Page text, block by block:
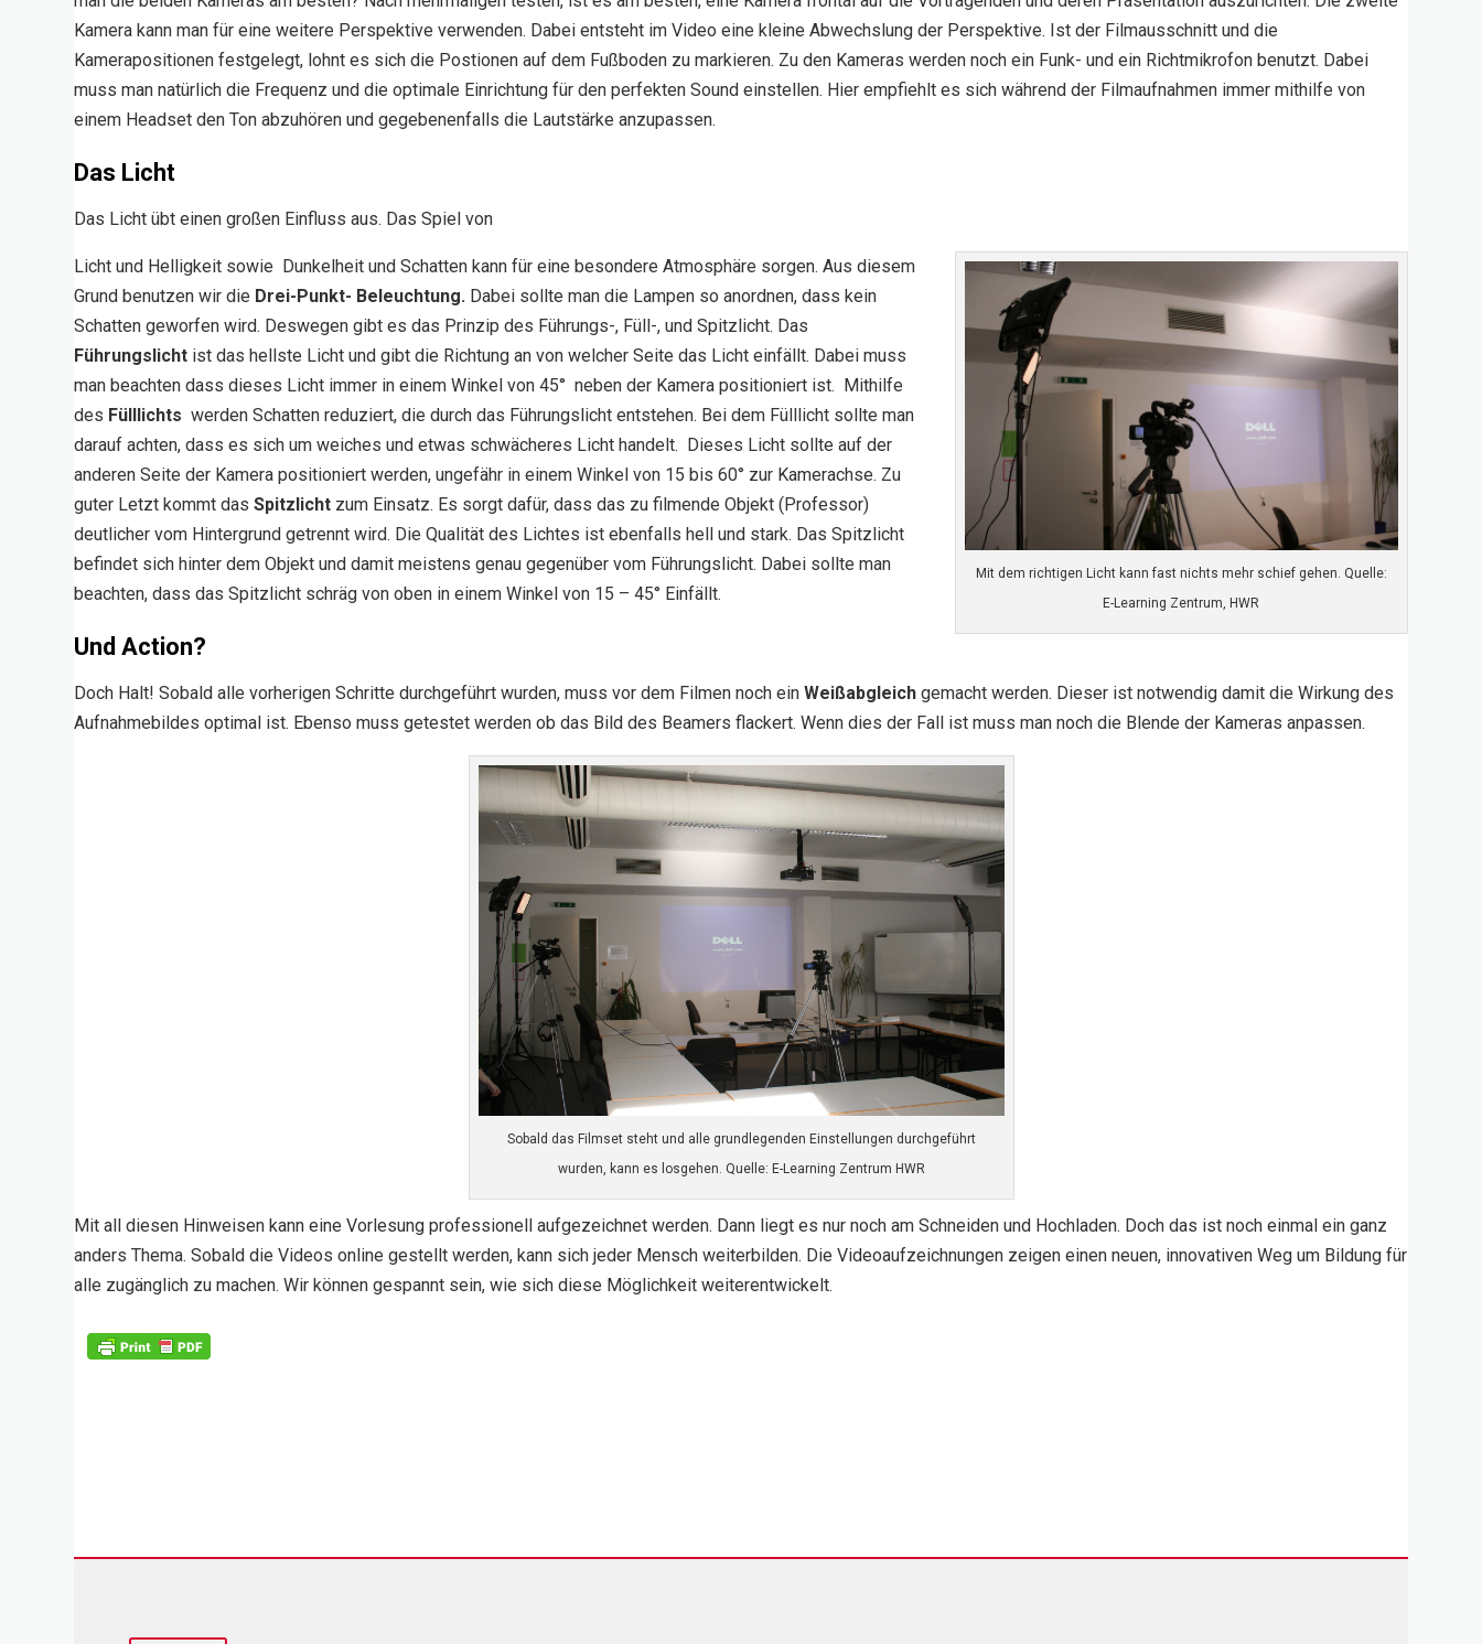
Kamera kann man für eine weitere Perspektive verwenden. Dabei entsteht im Video eine kleine Abwechslung der Perspektive. Ist der Filmausschnitt und die
Kamerapositionen festgelegt, lohnt es sich die Postionen auf dem Fußboden zu markieren. Zu den Kameras werden noch ein Funk- und ein Richtmikrofon benutzt. Dabei
muss man natürlich die Frequenz und die optimale Einrichtung für den perfekten Sound einstellen. Hier empfiehlt es sich während der Filmaufnahmen immer mithilfe von
einem Headset den Ton abzuhören und gegebenenfalls die Lautstärke anzupassen.
Das Licht
Das Licht übt einen großen Einfluss aus. Das Spiel von
Mit dem richtigen Licht kann fast nichts mehr schief gehen. Quelle:
E-Learning Zentrum, HWR
Licht und Helligkeit sowie Dunkelheit und Schatten kann für eine besondere Atmosphäre sorgen. Aus diesem
Grund benutzen wir die Drei-Punkt- Beleuchtung. Dabei sollte man die Lampen so anordnen, dass kein
Schatten geworfen wird. Deswegen gibt es das Prinzip des Führungs-, Füll-, und Spitzlicht. Das
Führungslicht ist das hellste Licht und gibt die Richtung an von welcher Seite das Licht einfällt. Dabei muss
man beachten dass dieses Licht immer in einem Winkel von 45° neben der Kamera positioniert ist. Mithilfe
des Fülllichtswerden Schatten reduziert, die durch das Führungslicht entstehen. Bei dem Fülllicht sollte man
darauf achten, dass es sich um weiches und etwas schwächeres Licht handelt. Dieses Licht sollte auf der
anderen Seite der Kamera positioniert werden, ungefähr in einem Winkel von 15 bis 60° zur Kamerachse. Zu
guter Letzt kommt dasSpitzlicht zum Einsatz. Es sorgt dafür, dass das zu filmende Objekt (Professor)
deutlicher vom Hintergrund getrennt wird. Die Qualität des Lichtes ist ebenfalls hell und stark. Das Spitzlicht
befindet sich hinter dem Objekt und damit meistens genau gegenüber vom Führungslicht. Dabei sollte man
beachten, dass das Spitzlicht schräg von oben in einem Winkel von 15 – 45° Einfällt.
Und Action?
Doch Halt! Sobald alle vorherigen Schritte durchgeführt wurden, muss vor dem Filmen noch einWeißabgleich gemacht werden. Dieser ist notwendig damit die Wirkung des
Aufnahmebildes optimal ist. Ebenso muss getestet werden ob das Bild des Beamers flackert. Wenn dies der Fall ist muss man noch die Blende der Kameras anpassen.
Sobald das Filmset steht und alle grundlegenden Einstellungen durchgeführt
wurden, kann es losgehen. Quelle: E-Learning Zentrum HWR
Mit all diesen Hinweisen kann eine Vorlesung professionell aufgezeichnet werden. Dann liegt es nur noch am Schneiden und Hochladen. Doch das ist noch einmal ein ganz
anders Thema. Sobald die Videos online gestellt werden, kann sich jeder Mensch weiterbilden. Die Videoaufzeichnungen zeigen einen neuen, innovativen Weg um Bildung für
alle zugänglich zu machen. Wir können gespannt sein, wie sich diese Möglichkeit weiterentwickelt.